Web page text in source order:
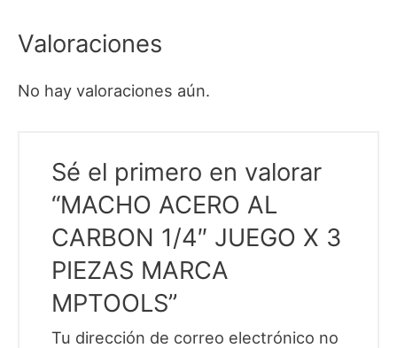
cantidad
Valoraciones
No hay valoraciones aún.
Sé el primero en valorar
“MACHO ACERO AL
CARBON 1/4″ JUEGO X 3
PIEZAS MARCA
MPTOOLS”
Tu dirección de correo electrónico no